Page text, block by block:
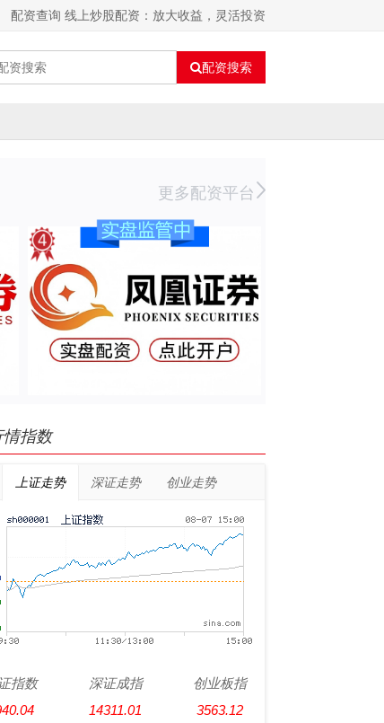
配资查询 线上炒股配资：放大收益，灵活投资
配资搜索
更多配资平台
情指数
上证走势 深证走势 创业走势
指数
深证成指
14311.01
创业板指
3563.12